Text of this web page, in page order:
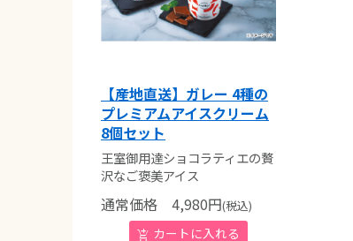
【産地直送】ガレー 4種の
プレミアムアイスクリーム
8個セット
王室御用達ショコラティエの贅
沢なご褒美アイス
通常価格 4,980円(税込)